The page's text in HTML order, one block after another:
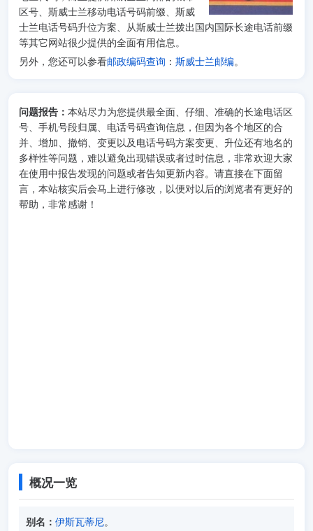
区号、斯威士兰移动电话号码前缀、斯威
士兰电话号码升位方案、从斯威士兰拨出国内国际长途电话前缀
等其它网站很少提供的全面有用信息。
另外，您还可以参看邮政编码查询 ： 斯威士兰邮编。
问题报告： 本站尽力为您提供最全面、仔细、准确的长途电话区
号、手机号段归属、电话号码查询信息，但因为各个地区的合
并、增加、撤销、变更以及电话号码方案变更、升位还有地名的
多样性等问题，难以避免出现错误或者过时信息，非常欢迎大家
在使用中报告发现的问题或者告知更新内容。请直接在下面留
言，本站核实后会马上进行修改，以便对以后的浏览者有更好的
帮助，非常感谢！
概况一览
别名： 伊斯瓦蒂尼。